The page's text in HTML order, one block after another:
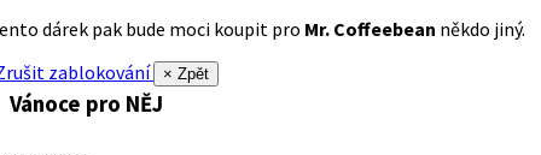
dárek pak bude moci koupit pro Mr. Coffeebean někdo jiný.
zablokování
× Zpět
Vánoce pro NĚJ